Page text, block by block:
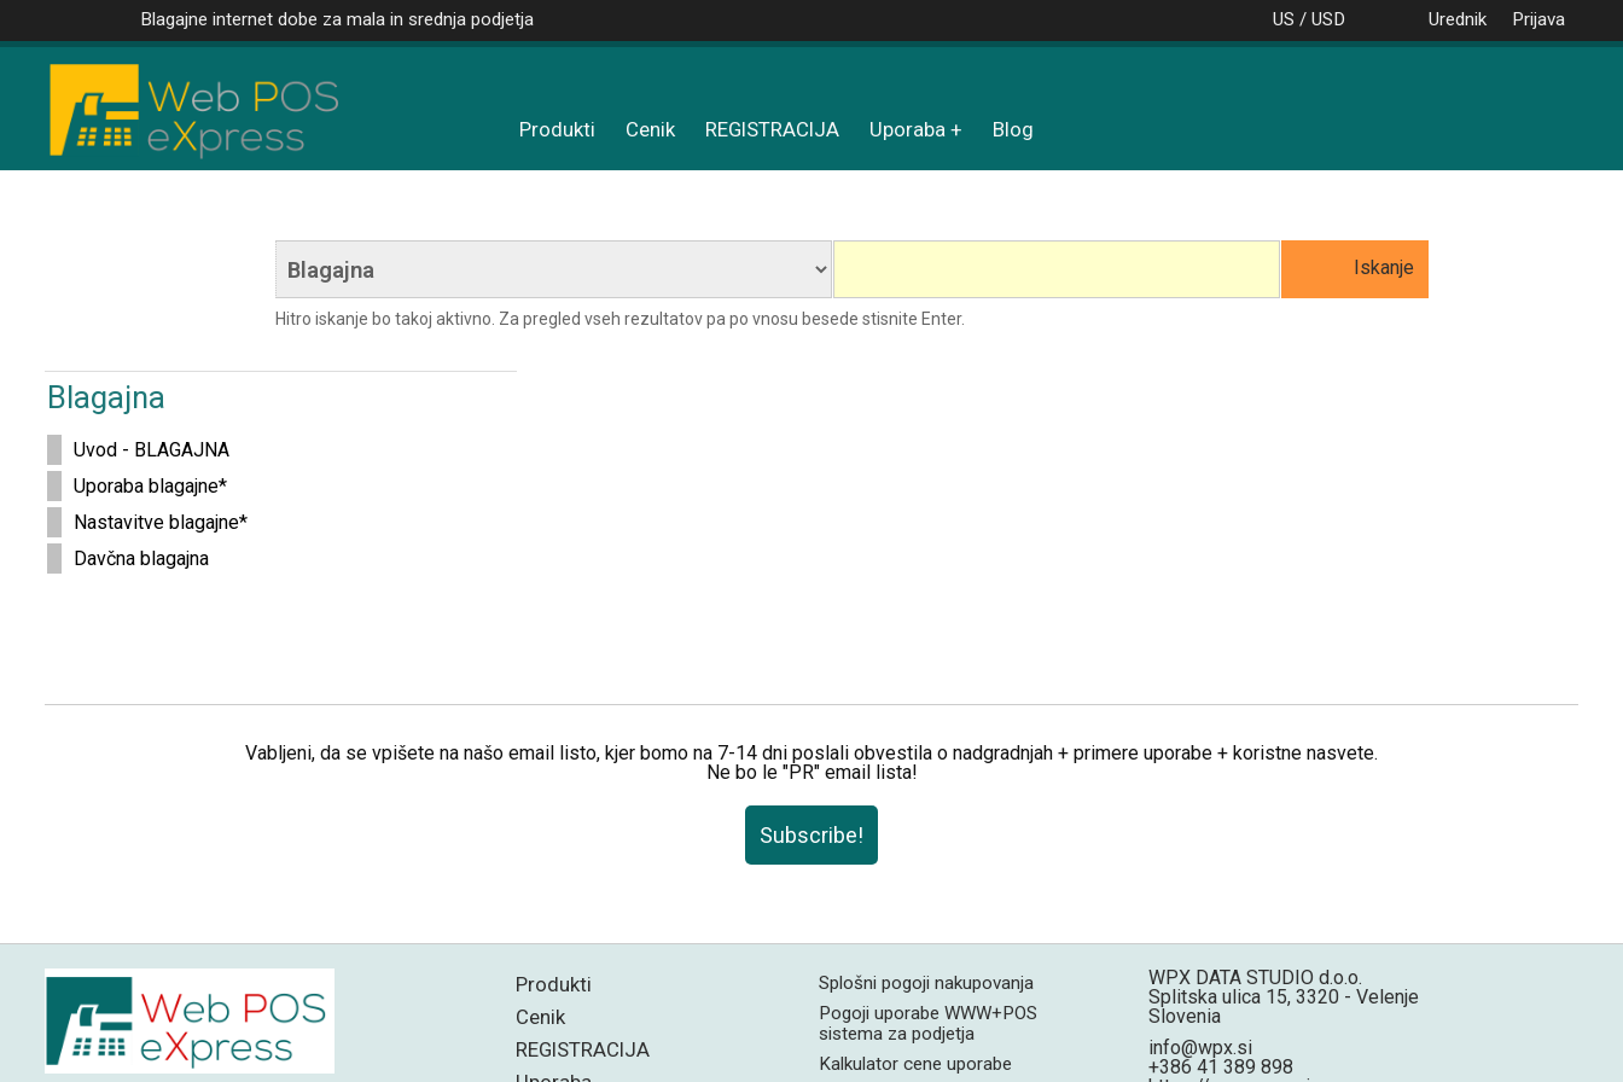
Prijava
Urednik
US / USD
Blagajne internet dobe za mala in srednja podjetja
Produkti Cenik REGISTRACIJA Uporaba Blog
Iskanje
Hitro iskanje bo takoj aktivno. Za pregled vseh rezultatov pa po vnosu besede stisnite Enter.
Blagajna
Uvod - BLAGAJNA
Uporaba blagajne*
Nastavitve blagajne*
Davčna blagajna
Vabljeni, da se vpišete na našo email listo, kjer bomo na 7-14 dni poslali obvestila o nadgradnjah + primere uporabe + koristne nasvete.
Ne bo le "PR" email lista!
Subscribe!
Produkti
Cenik
REGISTRACIJA
Splošni pogoji nakupovanja
Pogoji uporabe WWW+POS
sistema za podjetja
Kalkulator cene uporabe
WPX DATA STUDIO d.o.o.
Splitska ulica 15, 3320 - Velenje
Slovenia
info@wpx.si
+386 41 389 898